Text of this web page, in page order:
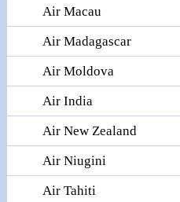
Air Macau
Air Madagascar
Air Moldova
Air India
Air New Zealand
Air Niugini
Air Tahiti